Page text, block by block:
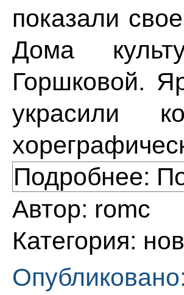
показали
Дома
Горшковой.
украсили
Подробнее:
Автор: romc
Категория: